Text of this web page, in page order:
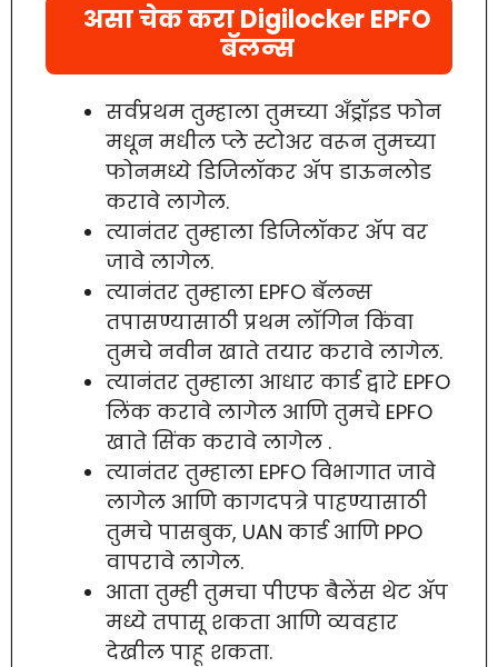
असा चेक करा Digilocker EPFO
बॅलन्स
सर्वप्रथम तुम्हाला तुमच्या अँड्रॉइड फोन
मधून मधील प्ले स्टोअर वरून तुमच्या
फोनमध्ये डिजिलॉकर ॲप डाऊनलोड
करावे लागेल.
त्यानंतर तुम्हाला डिजिलॉकर ॲप वर
जावे लागेल.
त्यानंतर तुम्हाला EPFO बॅलन्स
तपासण्यासाठी प्रथम लॉगिन किंवा
तुमचे नवीन खाते तयार करावे लागेल.
त्यानंतर तुम्हाला आधार कार्ड द्वारे EPFO
लिंक करावे लागेल आणि तुमचे EPFO
खाते सिंक करावे लागेल .
त्यानंतर तुम्हाला EPFO विभागात जावे
लागेल आणि कागदपत्रे पाहण्यासाठी
तुमचे पासबुक, UAN कार्ड आणि PPO
वापरावे लागेल.
आता तुम्ही तुमचा पीएफ बैलेंस थेट ॲप
मध्ये तपासू शकता आणि व्यवहार
देखील पाहू शकता.